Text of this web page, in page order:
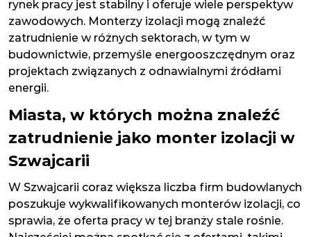
rynek pracy jest stabilny i oferuje wiele perspektyw
zawodowych. Monterzy izolacji mogą znaleźć
zatrudnienie w różnych sektorach, w tym w
budownictwie, przemyśle energooszczędnym oraz
projektach związanych z odnawialnymi źródłami
energii.
Miasta, w których można znaleźć
zatrudnienie jako monter izolacji w
Szwajcarii
W Szwajcarii coraz większa liczba firm budowlanych
poszukuje wykwalifikowanych monterów izolacji, co
sprawia, że oferta pracy w tej branży stale rośnie.